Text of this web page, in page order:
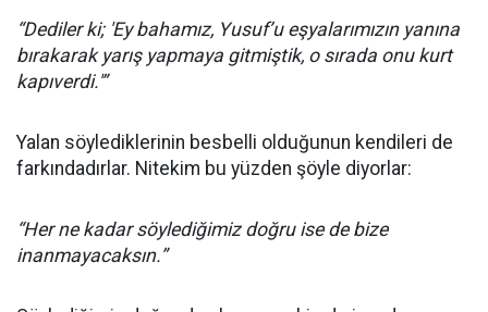
“Dediler ki; 'Ey bahamız, Yusuf’u eşyalarımızın yanına
bırakarak yarış yapmaya gitmiştik, o sırada onu kurt
kapıverdi.'”
Yalan söylediklerinin besbelli olduğunun kendileri de
farkındadırlar. Nitekim bu yüzden şöyle diyorlar:
“Her ne kadar söylediğimiz doğru ise de bize
inanmayacaksın.”